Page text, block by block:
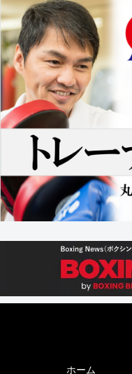
ホーム